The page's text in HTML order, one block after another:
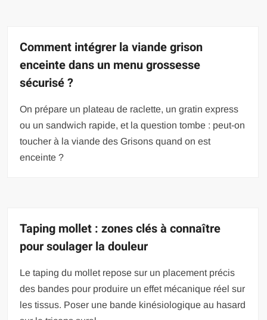
Comment intégrer la viande grison
enceinte dans un menu grossesse
sécurisé ?
On prépare un plateau de raclette, un gratin express
ou un sandwich rapide, et la question tombe : peut-on
toucher à la viande des Grisons quand on est
enceinte ?
Taping mollet : zones clés à connaître
pour soulager la douleur
Le taping du mollet repose sur un placement précis
des bandes pour produire un effet mécanique réel sur
les tissus. Poser une bande kinésiologique au hasard